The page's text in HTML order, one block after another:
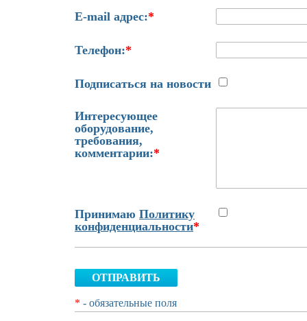
E-mail адрес:*
Телефон:*
Подписаться на новости
Интересующее
оборудование,
требования,
комментарии:*
Принимаю Политику
конфиденциальности*
ОТПРАВИТЬ
* - обязательные поля